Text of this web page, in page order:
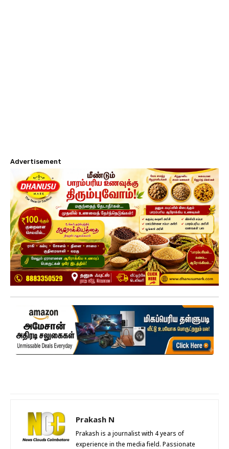
Advertisement
Prakash N
Prakash is a journalist with 4 years of
experience in the media field. Passionate